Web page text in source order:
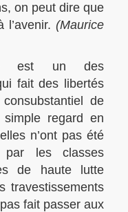
on peut dire que
l’avenir. (Maurice
est un des
fait des libertés
de
simple regard en
n’ont pas été
par les classes
de haute lutte
travestissements
fait passer aux